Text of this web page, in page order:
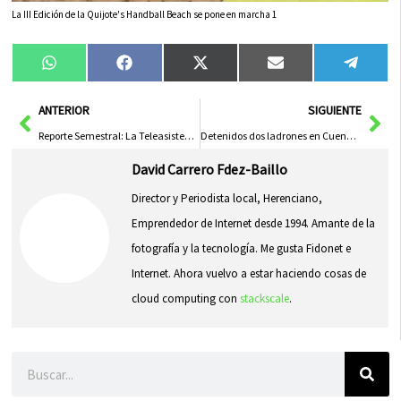
La III Edición de la Quijote's Handball Beach se pone en marcha 1
Compartir
en
WhatsAppCompartir
en
FacebookCompartir
en
X
(Twitter)
Compartir
en
Email
en
AntANTERIOR
Reporte Semestral: La Teleasistencia Domiciliaria Efectúa 11.495 Llamadas al 1-1-2
SIGUIENTE
Detenidos dos ladrones en Cuenca sorprendidos robando en un domicilio
David Carrero Fdez-Baillo
Director y Periodista local, Herenciano,
Emprendedor de Internet desde 1994. Amante de la
fotografía y la tecnología. Me gusta Fidonet e
Internet. Ahora vuelvo a estar haciendo cosas de
cloud computing con stackscale.